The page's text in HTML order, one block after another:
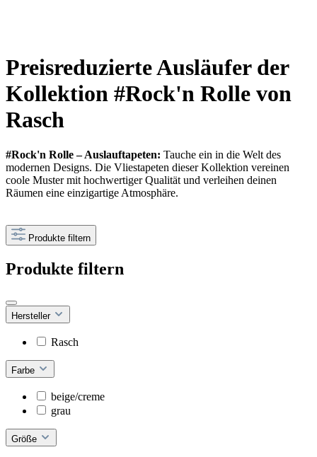
Preisreduzierte Ausläufer der
Kollektion #Rock'n Rolle von
Rasch
#Rock'n Rolle – Auslauftapeten: Tauche ein in die Welt des
modernen Designs. Die Vliestapeten dieser Kollektion vereinen
coole Muster mit hochwertiger Qualität und verleihen deinen
Räumen eine einzigartige Atmosphäre.
Produkte filtern
Produkte filtern
Hersteller
Rasch
Farbe
beige/creme
grau
Größe